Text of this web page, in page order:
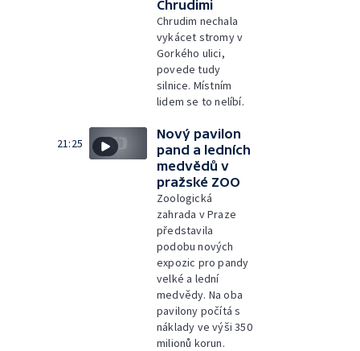
Chrudimi
Chrudim nechala
vykácet stromy v
Gorkého ulici,
povede tudy
silnice. Místním
lidem se to nelíbí.
21:25
Nový pavilon
pand a ledních
medvědů v
pražské ZOO
Zoologická
zahrada v Praze
představila
podobu nových
expozic pro pandy
velké a lední
medvědy. Na oba
pavilony počítá s
náklady ve výši 350
milionů korun.